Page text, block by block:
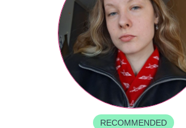
RECOMMENDED